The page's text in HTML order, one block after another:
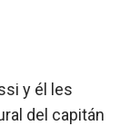
y él les
del capitán